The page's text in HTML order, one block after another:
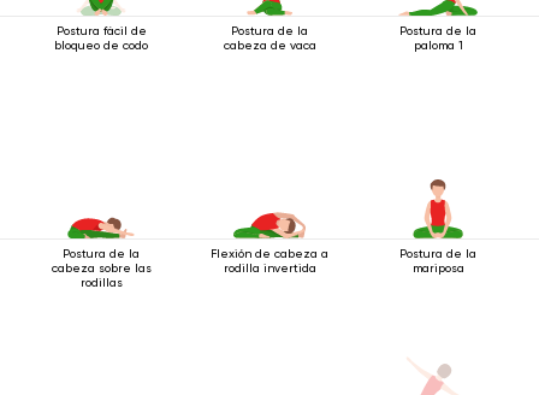
Postura fácil de
bloqueo de codo
Postura de la
cabeza de vaca
Postura de la
paloma 1
Postura de la
cabeza sobre las
rodillas
Flexión de cabeza a
rodilla invertida
Postura de la
mariposa